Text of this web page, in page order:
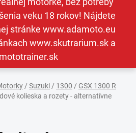
veku 18 rokov! Nájdete
stránke www.adamoto.eu
www.skutrarium.sk a
/ Suzuki / 1300 / GSX 1300 R
kolieska a rozety - alternatívne